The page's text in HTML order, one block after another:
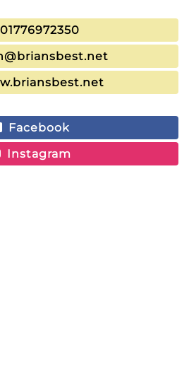
01776972350
Facebook
Instagram